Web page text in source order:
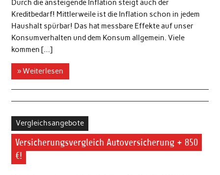
Durch die ansteigende Inflation steigt auch der
Kreditbedarf! Mittlerweile ist die Inflation schon in jedem
Haushalt spürbar! Das hat messbare Effekte auf unser
Konsumverhalten und dem Konsum allgemein. Viele
kommen […]
» Weiterlesen
Vergleichsangebote
Versicherungsvergleich Autoversicherung + 850
€!